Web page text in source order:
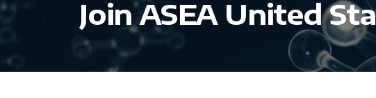
Join ASEA United